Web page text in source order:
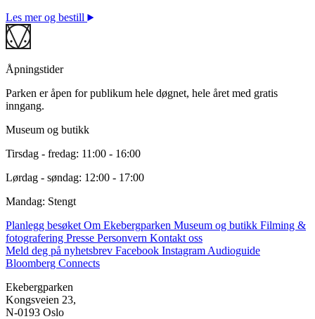
Les mer og bestill
Åpningstider
Parken er åpen for publikum hele døgnet, hele året med gratis
inngang.
Museum og butikk
Tirsdag - fredag: 11:00 - 16:00
Lørdag - søndag: 12:00 - 17:00
Mandag: Stengt
Planlegg besøket Om Ekebergparken Museum og butikk Filming &
fotografering Presse Personvern Kontakt oss
Meld deg på nyhetsbrev Facebook Instagram Audioguide
Bloomberg Connects
Ekebergparken
Kongsveien 23,
N-0193 Oslo